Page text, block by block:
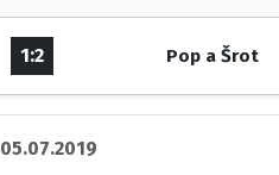
1:2 Pop a Šrot
05.07.2019